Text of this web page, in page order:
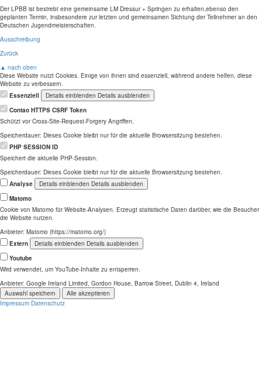
Der LPBB ist bestrebt eine gemeinsame LM Dressur + Springen zu erhalten,ebenso den
geplanten Termin, insbesondere zur letzten und gemeinsamen Sichtung der Teilnehmer an den
Deutschen Jugendmeisterschaften.
Ausschreibung
Zurück
▲ nach oben
Diese Website nutzt Cookies. Einige von ihnen sind essenziell, während andere helfen, diese
Website zu verbessern.
Essenziell
Details einblenden Details ausblenden
Contao HTTPS CSRF Token
Schützt vor Cross-Site-Request-Forgery Angriffen.
Speicherdauer: Dieses Cookie bleibt nur für die aktuelle Browsersitzung bestehen.
PHP SESSION ID
Speichert die aktuelle PHP-Session.
Speicherdauer: Dieses Cookie bleibt nur für die aktuelle Browsersitzung bestehen.
Analyse
Details einblenden Details ausblenden
Matomo
Cookie von Matomo für Website-Analysen. Erzeugt statistische Daten darüber, wie die Besucher
die Website nutzen.
Anbieter: Matomo (https://matomo.org/)
Extern
Details einblenden Details ausblenden
Youtube
Wird verwendet, um YouTube-Inhalte zu entsperren.
Anbieter: Google Ireland Limited, Gordon House, Barrow Street, Dublin 4, Ireland
Auswahl speichern
Alle akzeptieren
Impressum Datenschutz